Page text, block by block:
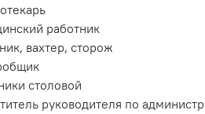
работник
вахтер, сторож
столовой
руководителя по